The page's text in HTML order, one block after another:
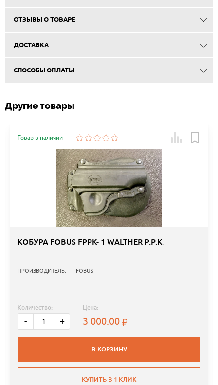
ОТЗЫВЫ О ТОВАРЕ
ДОСТАВКА
СПОСОБЫ ОПЛАТЫ
Другие товары
Товар в наличии
КОБУРА FOBUS FPPK- 1 WALTHER P.P.K.
ПРОИЗВОДИТЕЛЬ: FOBUS
Количество:
- +
Цена:
3 000.00
В КОРЗИНУ
КУПИТЬ В 1 КЛИК